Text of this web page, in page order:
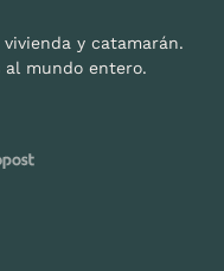
y catamarán.
al mundo entero.